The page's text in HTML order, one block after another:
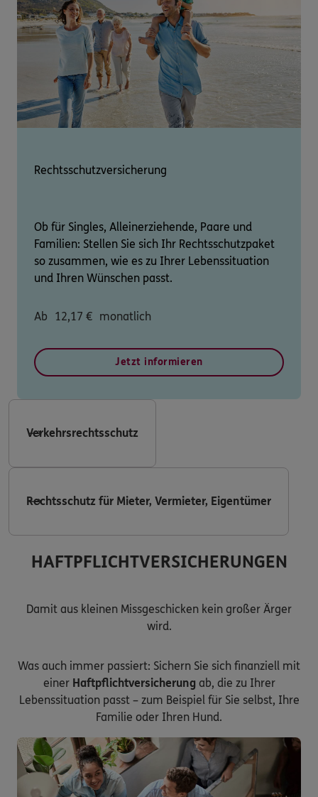
Rechtsschutzversicherung
Ob für Singles, Alleinerziehende, Paare und
Familien: Stellen Sie sich Ihr Rechtsschutzpaket
so zusammen, wie es zu Ihrer Lebenssituation
und Ihren Wünschen passt.
Ab 12,17 € monatlich
Jetzt informieren
Verkehrsrechtsschutz
Rechtsschutz für Mieter, Vermieter, Eigentümer
HAFTPFLICHTVERSICHERUNGEN
Damit aus kleinen Missgeschicken kein großer Ärger
wird.
Was auch immer passiert: Sichern Sie sich finanziell mit
einer Haftpflichtversicherung ab, die zu Ihrer
Lebenssituation passt – zum Beispiel für Sie selbst, Ihre
Familie oder Ihren Hund.